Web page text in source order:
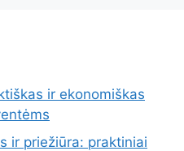
ir ekonomiškas
ir priežiūra: praktiniai